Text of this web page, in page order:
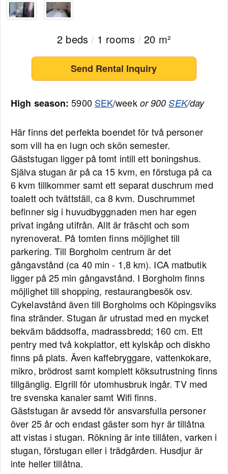
2 beds / 1 rooms / 20 m²
Send Rental Inquiry
High season: 5900 SEK/week or 900SEK/day
Här finns det perfekta boendet för två personer
som vill ha en lugn och skön semester.
Gäststugan ligger på tomt intill ett boningshus.
Själva stugan är på ca 15 kvm, en förstuga på ca
6 kvm tillkommer samt ett separat duschrum med
toalett och tvättställ, ca 8 kvm. Duschrummet
befinner sig i huvudbyggnaden men har egen
privat ingång utifrån. Allt är fräscht och som
nyrenoverat. På tomten finns möjlighet till
parkering. Till Borgholm centrum är det
gångavstånd (ca 40 min - 1,8 km). ICA matbutik
ligger på 25 min gångavstånd. I Borgholm finns
möjlighet till shopping, restaurangbesök osv.
Cykelavstånd även till Borgholms och Köpingsviks
fina stränder. Stugan är utrustad med en mycket
bekväm bäddsoffa, madrassbredd; 160 cm. Ett
pentry med två kokplattor, ett kylskåp och diskho
finns på plats. Även kaffebryggare, vattenkokare,
mikro, brödrost samt komplett köksutrustning finns
tillgänglig. Elgrill för utomhusbruk ingår. TV med
tre svenska kanaler samt Wifi finns.
Gäststugan är avsedd för ansvarsfulla personer
över 25 år och endast gäster som hyr är tillåtna
att vistas i stugan. Rökning är inte tillåten, varken i
stugan, förstugan eller i trädgården. Husdjur är
inte heller tillåtna.